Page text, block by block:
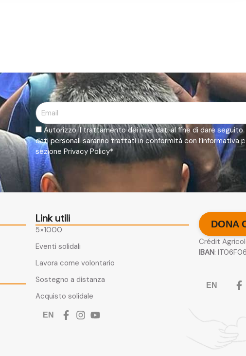
Autorizzo il trattamento dei miei dati al fine di dare seguito
dati personali saranno trattati in conformità con l’informativa
sezione Privacy Policy*
Link utili
5×1000
Eventi solidali
Lavora come volontario
Sostegno a distanza
Acquisto solidale
EN
DONA
Crédit
IBAN:
EN